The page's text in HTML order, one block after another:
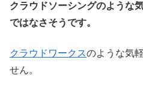
クラウドソーシングのような
ではなさそうです。
クラウドワークスのような気
せん。